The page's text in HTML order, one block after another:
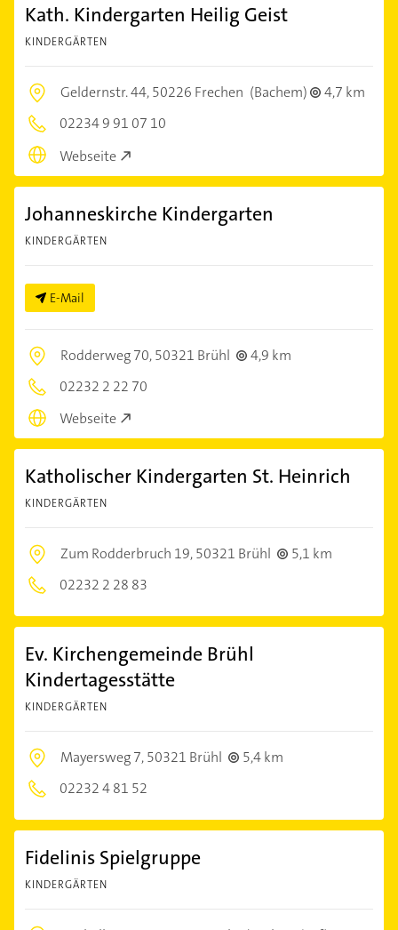
Kath. Kindergarten Heilig Geist
KINDERGÄRTEN
Geldernstr. 44,50226 Frechen (Bachem)
4,7 km
02234 9 91 07 10
Webseite
Johanneskirche Kindergarten
KINDERGÄRTEN
E-Mail
Rodderweg 70,50321 Brühl
4,9 km
02232 2 22 70
Webseite
Katholischer Kindergarten St. Heinrich
KINDERGÄRTEN
Zum Rodderbruch 19,50321 Brühl
5,1 km
02232 2 28 83
Ev. Kirchengemeinde Brühl
Kindertagesstätte
KINDERGÄRTEN
Mayersweg 7,50321 Brühl
5,4 km
02232 4 81 52
Fidelinis Spielgruppe
KINDERGÄRTEN